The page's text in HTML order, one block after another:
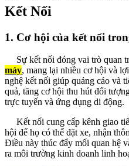
Kết Nối
1. Cơ hội của kết nối
Sự kết nối đóng vai trò quan
máy, mang lại nhiều cơ hội và
nghệ kết nối giúp quảng cáo và
quả, tăng cơ hội thu hút đối
trực tuyến và ứng dụng di động.
Kết nối cung cấp kênh giao
hội để họ có thể đặt xe, nhận
Điều này thúc đẩy mối quan hệ
ra môi trường kinh doanh linh